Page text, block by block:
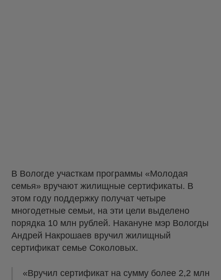
В Вологде участкам программы «Молодая
семья» вручают жилищные сертификаты. В
этом году поддержку получат четыре
многодетные семьи, на эти цели выделено
порядка 10 млн рублей. Накануне мэр Вологды
Андрей Накрошаев вручил жилищный
сертификат семье Соколовых.
«Вручил сертификат на сумму более 2,2 млн